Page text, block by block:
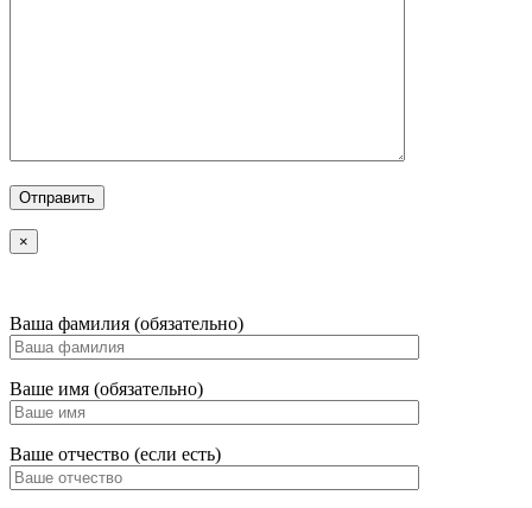
×
Ваша фамилия (обязательно)
Ваше имя (обязательно)
Ваше отчество (если есть)